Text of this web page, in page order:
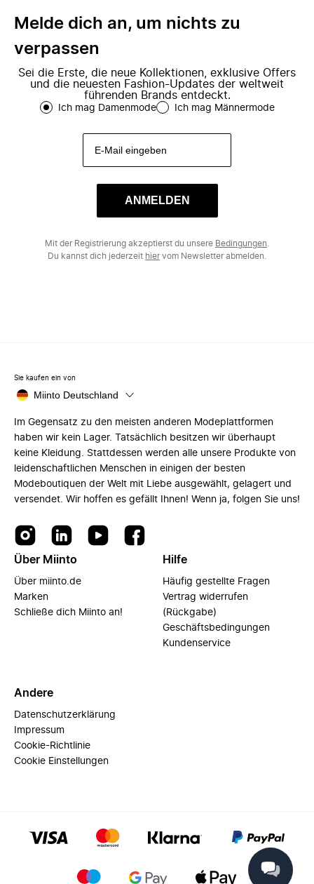
Melde dich an, um nichts zu
verpassen
Sei die Erste, die neue Kollektionen, exklusive Offers
und die neuesten Fashion-Updates der weltweit
führenden Brands entdeckt.
Ich mag Damenmode Ich mag Männermode
ANMELDEN
Mit der Registrierung akzeptierst du unsere Bedingungen
Du kannst dich jederzeit hiervom Newsletter abmelden.
Sie kaufen ein von
Miinto Deutschland
Im Gegensatz zu den meisten anderen Modeplattformen
haben wir kein Lager. Tatsächlich besitzen wir überhaupt
keine Kleidung. Stattdessen werden alle unsere Produkte von
leidenschaftlichen Menschen in einigen der besten
Modeboutiquen der Welt mit Liebe ausgewählt, gelagert und
versendet. Wir hoffen es gefällt Ihnen! Wenn ja, folgen Sie uns!
Über Miinto
Über miinto.de
Marken
Schließe dich Miinto an!
Hilfe
Häufig gestellte Fragen
Vertrag widerrufen
(Rückgabe)
Geschäftsbedingungen
Kundenservice
Andere
Datenschutzerklärung
Impressum
Cookie-Richtlinie
Cookie Einstellungen